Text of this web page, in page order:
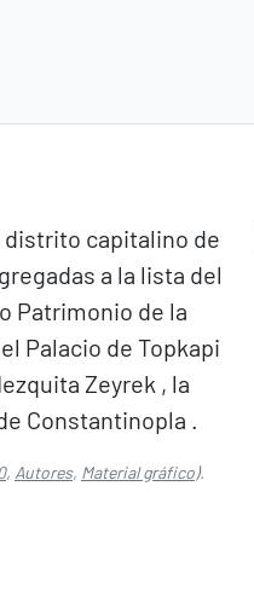
distrito capitalino de
a la lista del
Patrimonio de la
Palacio de Topkapi
Zeyrek , la
Constantinopla .
, Autores, Material gráfico).